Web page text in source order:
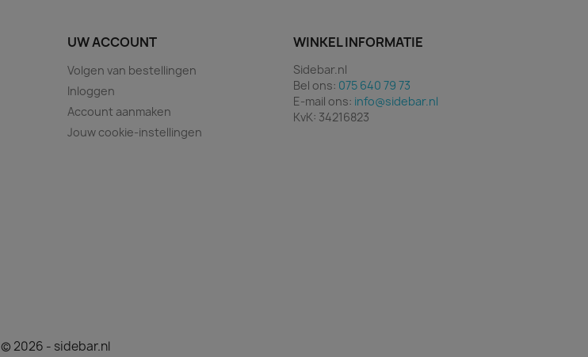
UW ACCOUNT
Volgen van bestellingen
Inloggen
Account aanmaken
Jouw cookie-instellingen
WINKEL INFORMATIE
Sidebar.nl
Bel ons: 075 640 79 73
E-mail ons: info@sidebar.nl
KvK: 34216823
© 2026 - sidebar.nl